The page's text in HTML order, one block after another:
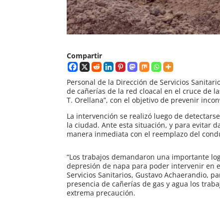
Compartir
Personal de la Dirección de Servicios
de cañerías de la red cloacal en el cruce de
T. Orellana”, con el objetivo de prevenir
La intervención se realizó luego de
la ciudad. Ante esta situación, y para evitar
manera inmediata con el reemplazo del
“Los trabajos demandaron una importante
depresión de napa para poder intervenir en
Servicios Sanitarios, Gustavo Achaerandio,
presencia de cañerías de gas y agua los
extrema precaución.